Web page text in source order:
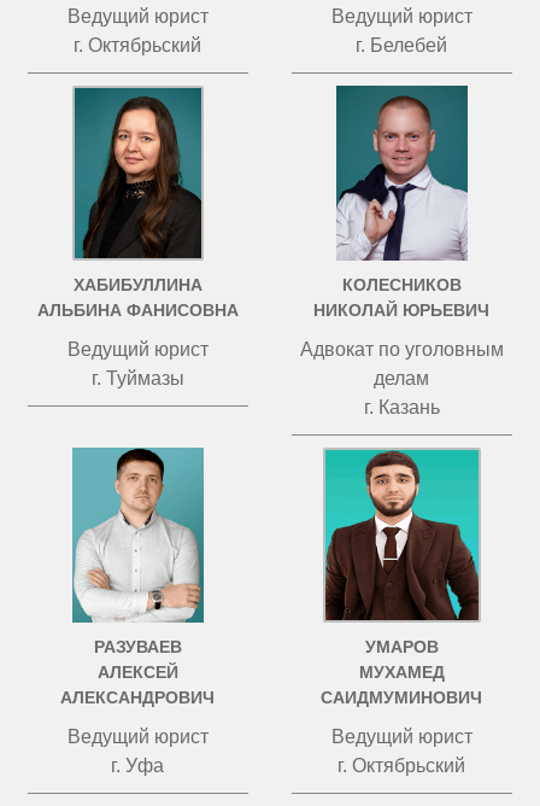
Ведущий юрист
г. Октябрьский
Ведущий юрист
г. Белебей
ХАБИБУЛЛИНА
АЛЬБИНА ФАНИСОВНА
Ведущий юрист
г. Туймазы
КОЛЕСНИКОВ
НИКОЛАЙ ЮРЬЕВИЧ
Адвокат по уголовным
делам
г. Казань
РАЗУВАЕВ
АЛЕКСЕЙ
АЛЕКСАНДРОВИЧ
Ведущий юрист
г. Уфа
УМАРОВ
МУХАМЕД
САИДМУМИНОВИЧ
Ведущий юрист
г. Октябрьский